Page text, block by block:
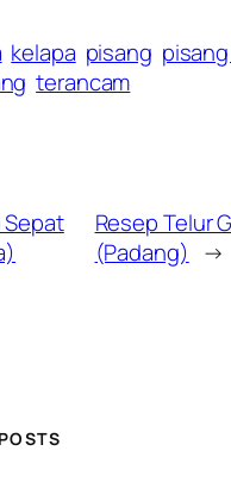
kelapa pisang
terancam
Sepat
Resep Telur
(Padang) →